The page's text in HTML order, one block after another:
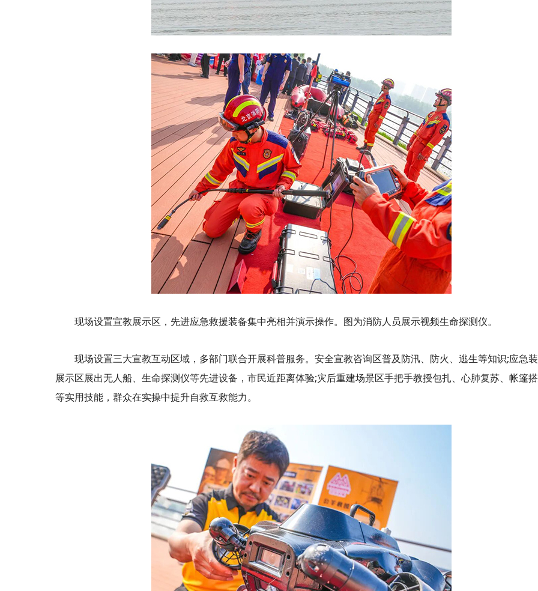
现场设置宣教展示区，先进应急救援装备集中亮相并演示操作。图为消防人员展示视频生命探测仪。
现场设置三大宣教互动区域，多部门联合开展科普服务。安全宣教咨询区普及防汛、防火、逃生等知识;应急
展示区展出无人船、生命探测仪等先进设备，市民近距离体验;灾后重建场景区手把手教授包扎、心肺复苏、帐篷
等实用技能，群众在实操中提升自救互救能力。